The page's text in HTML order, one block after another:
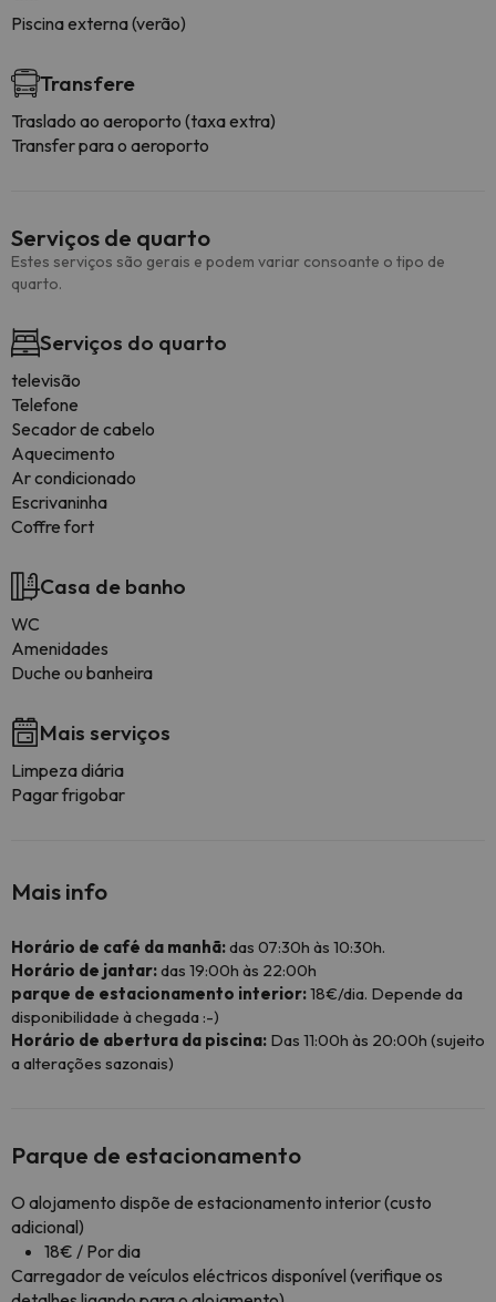
Piscina externa (verão)
Transfere
Traslado ao aeroporto (taxa extra)
Transfer para o aeroporto
Serviços de quarto
Estes serviços são gerais e podem variar consoante o tipo de
quarto.
Serviços do quarto
televisão
Telefone
Secador de cabelo
Aquecimento
Ar condicionado
Escrivaninha
Coffre fort
Casa de banho
WC
Amenidades
Duche ou banheira
Mais serviços
Limpeza diária
Pagar frigobar
Mais info
Horário de café da manhã:das 07:30h às 10:30h.
Horário de jantar:das 19:00h às 22:00h
parque de estacionamento interior:18€/dia. Depende da
disponibilidade à chegada :-)
Horário de abertura da piscina: Das 11:00h às 20:00h (sujeito
a alterações sazonais)
Parque de estacionamento
O alojamento dispõe de estacionamento interior (custo
adicional)
18€ / Por dia
Carregador de veículos eléctricos disponível (verifique os